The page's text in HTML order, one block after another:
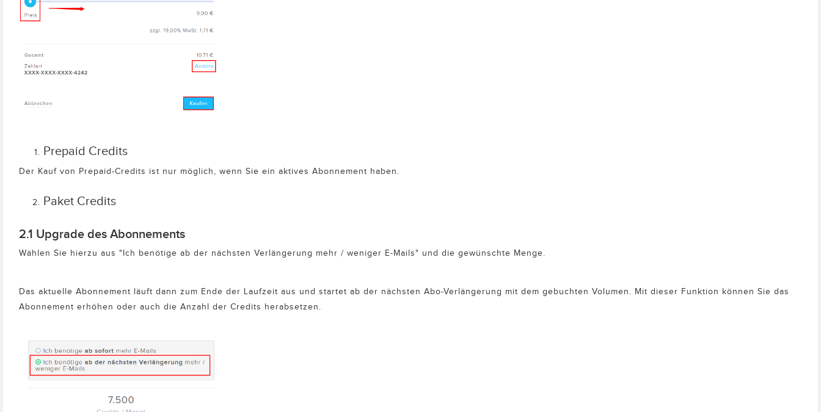
Prepaid Credits
Der Kauf von Prepaid-Credits ist nur möglich, wenn Sie ein aktives Abonnement haben.
Paket Credits
2.1 Upgrade des Abonnements
Wählen Sie hierzu aus "Ich benötige ab der nächsten Verlängerung mehr / weniger E-Mails" und die gewünschte Menge.
Das aktuelle Abonnement läuft dann zum Ende der Laufzeit aus und startet ab der nächsten Abo-Verlängerung mit dem gebuchten Volumen. Mit dieser Funktion können Sie das
Abonnement erhöhen oder auch die Anzahl der Credits herabsetzen.